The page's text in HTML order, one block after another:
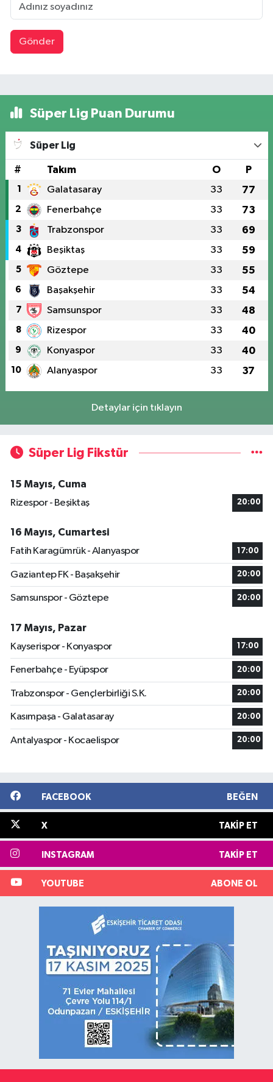
Gönder
Süper Lig Puan Durumu
Süper Lig
# Takım O P
1 Galatasaray 33 77
2 Fenerbahçe 33 73
3 Trabzonspor 33 69
4 Beşiktaş 33 59
5 Göztepe 33 55
6 Başakşehir 33 54
7 Samsunspor 33 48
8 Rizespor 33 40
9 Konyaspor 33 40
10 Alanyaspor 33 37
Detaylar için tıklayın
Süper Lig Fikstür
15 Mayıs, Cuma
Rizespor - Beşiktaş
20:00
16 Mayıs, Cumartesi
Fatih Karagümrük - Alanyaspor
17:00
Gaziantep FK - Başakşehir 20:00
Samsunspor - Göztepe 20:00
17 Mayıs, Pazar
Kayserispor - Konyaspor
17:00
Fenerbahçe - Eyüpspor 20:00
Trabzonspor - Gençlerbirliği S.K. 20:00
Kasımpaşa - Galatasaray 20:00
Antalyaspor - Kocaelispor 20:00
FACEBOOK BEĞEN
X TAKIP ET
INSTAGRAM TAKIP ET
YOUTUBE ABONE OL